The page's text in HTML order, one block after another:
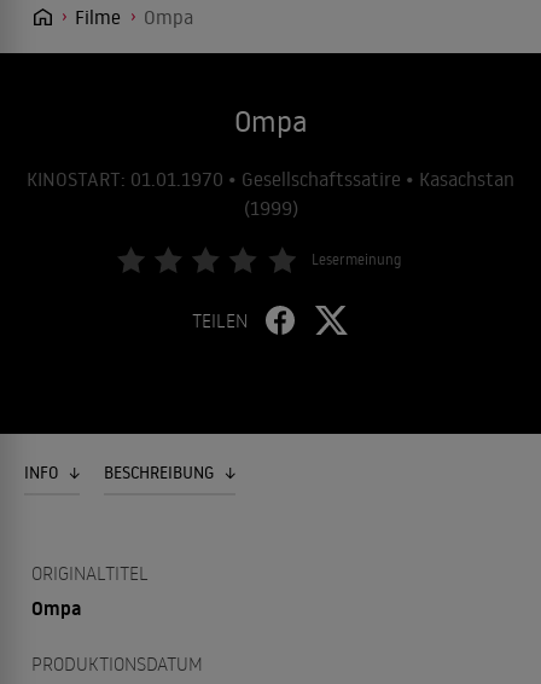
Filme Ompa
Ompa
KINOSTART: 01.01.1970 • Gesellschaftssatire • Kasachstan
(1999)
Lesermeinung
TEILEN
INFO BESCHREIBUNG
ORIGINALTITEL
Ompa
PRODUKTIONSDATUM